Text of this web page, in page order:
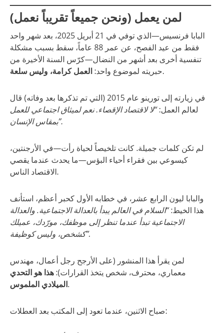
لمن يعمل (ونحن جميعاً تقريباً نعمل)
البابا فرنسيس—الذي توفي في 21 أبريل 2025، بعد شهر واحد
فقط من عيد الفصح، عن عمر 88 عاماً، سقط بسبب مشكلة
تنفسية أخرى بعد أشهر من النضال—كرّس السنة الأخيرة من
حبريته لموضوع واحد: العمل كرامة، وليس سلعة .
في زيارته إلى تورينو عام 2015 (التي تم تذكرها بعد وفاته) قال
لعالم العمل:“لا لاقتصاد الإقصاء. نعم لميثاق اجتماعي للعمل
بمقاس الإنسان”.
لم تكن كلمات جميلة. كانت تلخيصاً لحياة رأت—في الأرجنتين،
كيسوعي بين فقراء أحياء البؤس—ما يحدث عندما يقصي
الاقتصاد الناس.
والبابا ليون الرابع عشر، في خطابه الأول كحبر أعظم، استأنف
هذا الخيط:“السلام في العالم يبدأ بالعدالة الاجتماعية. والعدالة
الاجتماعية تبدأ عندما تنظر إلى موظفك، مورّدك، عميلك
كشخص، وليس كوظيفة”.
لمن يقرأ هذا المنشور (على الأرجح رجل أعمال، مهندس
معماري، محترف، شخص يتخذ القرارات): هذا هو التحدي
الميلادي الملموس.
صباح الاثنين، عندما تعود إلى المكتب بعد العطلات: